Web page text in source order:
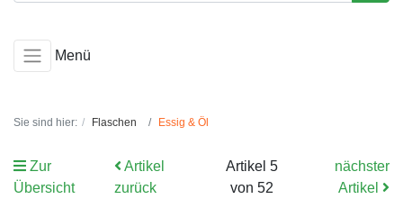
Menü
Sie sind hier: Flaschen Essig & Öl
Zur
Übersicht
Artikel
zurück
Artikel 5
von 52
nächster
Artikel